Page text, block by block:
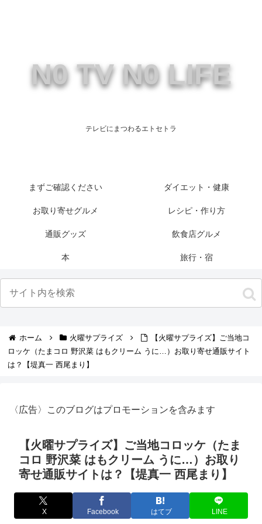
N0 TV N0 LIFE
テレビにまつわるエトセトラ
まずご確認ください ダイエット・健康
お取り寄せグルメ レシピ・作り方
通販グッズ 飲食店グルメ
本 旅行・宿
ホーム 火曜サプライズ
【火曜サプライズ】ご当地コ
ロッケ（たまコロ 野沢菜 はもクリーム うに…）お取り寄せ通販サイト
は？【堤真一 西尾まり】
〈広告〉このブログはプロモーションを含みます
【火曜サプライズ】ご当地コロッケ（たま
コロ 野沢菜 はもクリーム うに…）お取り
寄せ通販サイトは？【堤真一 西尾まり】
X Facebook はてブ LINE